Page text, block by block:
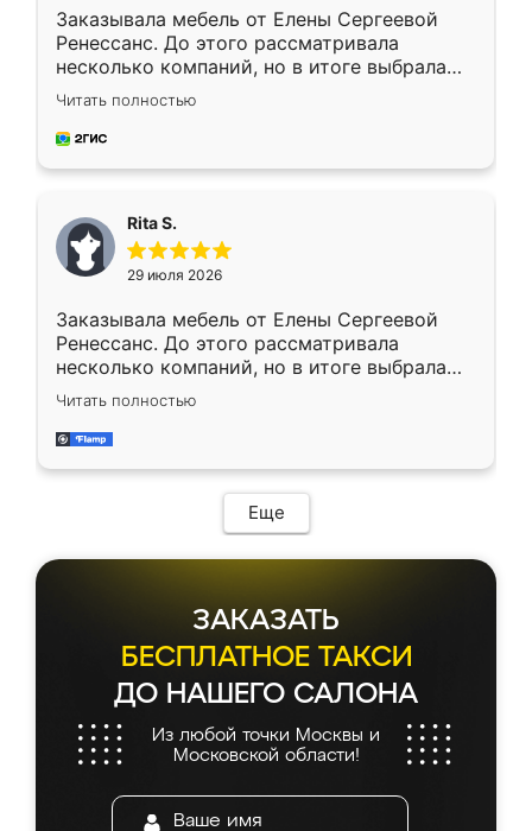
Заказывала мебель от Елены Сергеевой
Ренессанс. До этого рассматривала
несколько компаний, но в итоге выбрала
эту. Сначала обговорили условия, потом
приехал замерщик, всё спокойно объяснил
и снял размеры. Изготовили в срок, с
каких-либо доработок. Качеством осталась
довольна, все выглядит так, как и ожидала.
Читать полностью
Rita S.
29 июля 2026
Заказывала мебель от Елены Сергеевой
Ренессанс. До этого рассматривала
несколько компаний, но в итоге выбрала
эту. Сначала обговорили условия, потом
приехал замерщик, всё спокойно объяснил
и снял размеры. Изготовили в срок, с
мебель сразу встала на свое место без
каких-либо доработок. Качеством осталась
довольна, все выглядит так, как и ожидала.
Читать полностью
Еще
ЗАКАЗАТЬ
БЕСПЛАТНОЕ ТАКСИ
ДО НАШЕГО САЛОНА
Из любой точки Москвы и
Московской области!